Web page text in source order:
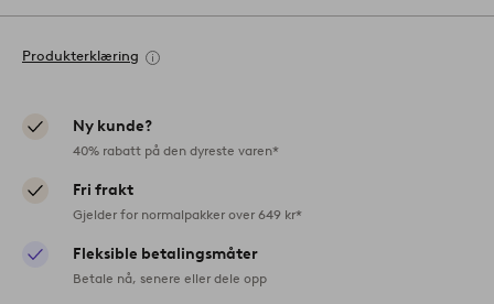
Produkterklæring
Ny kunde?
40% rabatt på den dyreste varen*
Fri frakt
Gjelder for normalpakker over 649 kr*
Fleksible betalingsmåter
Betale nå, senere eller dele opp